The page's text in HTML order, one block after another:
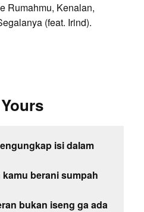
Rumahmu, Kenalan,
(feat. Irind).
isi dalam
berani sumpah
bukan iseng ga ada